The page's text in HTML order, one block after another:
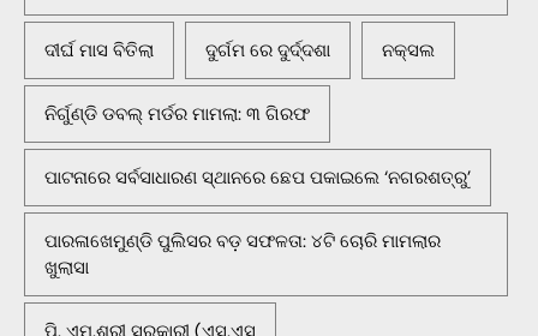
ଦୀର୍ଘ ମାସ ବିତିଲା ଦୁର୍ଗମ ରେ ଦୁର୍ଦ୍ଦଶା ନକ୍ସଲ
ନିର୍ଗୁଣ୍ଡି ଡବଲ୍ ମର୍ଡର ମାମଲା: ୩ ଗିରଫ
ପାଟନାରେ ସର୍ବସାଧାରଣ ସ୍ଥାନରେ ଛେପ ପକାଇଲେ ‘ନଗରଶତ୍ରୁ’
ପାରଳାଖେମୁଣ୍ଡି ପୁଲିସର ବଡ଼ ସଫଳତା: ୪ଟି ଚୋରି ମାମଲାର
ଖୁଲାସା
ପି. ଏମ୍.ଶ୍ରୀ ସରକାରୀ (ଏସ.ଏସ